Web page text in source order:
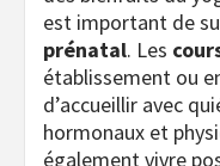
est important de
prénatal. Les
établissement ou
d’accueillir avec
hormonaux et
également vivre